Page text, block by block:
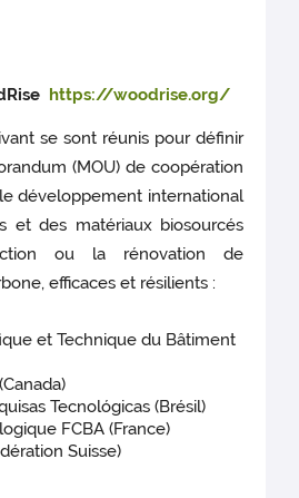
https://woodrise.org/
se sont réunis pour définir
(MOU) de coopération
développement international
et des matériaux biosourcés
ou la rénovation de
efficaces et résilients :
et Technique du Bâtiment
Tecnológicas (Brésil)
FCBA (France)
Suisse)